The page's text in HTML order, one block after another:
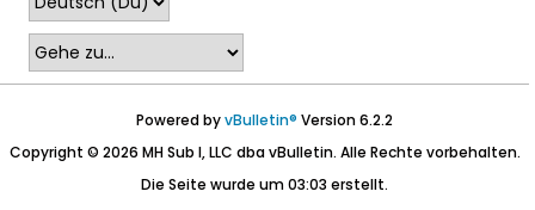
Powered byvBulletin® Version 6.2.2
Copyright © 2026 MH Sub I, LLC dba vBulletin. Alle Rechte vorbehalten.
Die Seite wurde um 03:03 erstellt.